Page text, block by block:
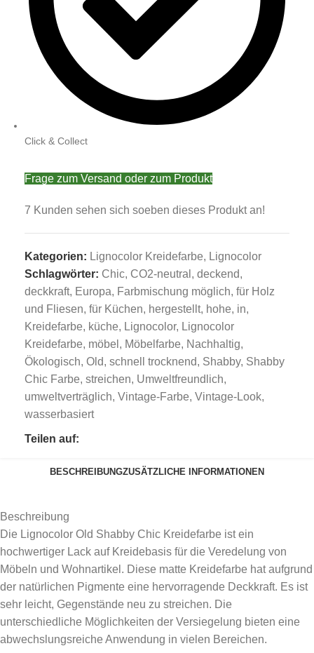
Click & Collect
Frage zum Versand oder zum Produkt
7 Kunden sehen sich soeben dieses Produkt an!
Kategorien: Lignocolor Kreidefarbe, Lignocolor
Schlagwörter: Chic, CO2-neutral , deckend,
deckkraft, Europa, Farbmischung möglich, für Holz
und Fliesen, für Küchen, hergestellt, hohe, in,
Kreidefarbe, küche, Lignocolor, Lignocolor
Kreidefarbe, möbel , Möbelfarbe, Nachhaltig,
Ökologisch, Old, schnell trocknend, Shabby, Shabby
Chic Farbe, streichen, Umweltfreundlich,
umweltverträglich, Vintage-Farbe, Vintage-Look,
wasserbasiert
Teilen auf:
BESCHREIBUNGZUSÄTZLICHE INFORMATIONEN
Beschreibung
Die Lignocolor Old Shabby Chic Kreidefarbe ist ein
hochwertiger Lack auf Kreidebasis für die Veredelung von
Möbeln und Wohnartikel. Diese matte Kreidefarbe hat aufgrund
der natürlichen Pigmente eine hervorragende Deckkraft. Es ist
sehr leicht, Gegenstände neu zu streichen. Die
unterschiedliche Möglichkeiten der Versiegelung bieten eine
abwechslungsreiche Anwendung in vielen Bereichen.